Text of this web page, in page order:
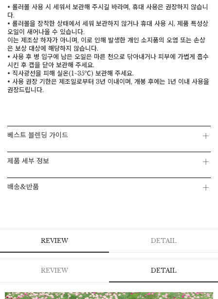
페이코 ID로 페
• 롤러볼 사용 시 세워서 보관해 주시길 바라며, 휴대 사용은 권장하지 않습니
다.
• 롤러볼을 장착한 상태에서 세워 보관하지 않거나 휴대 사용 시, 제품 특성상
오일이 새어나올 수 있습니다.
이는 제조상 하자가 아니며, 이로 인해 발생한 개인 소지품의 오염 또는 손상
은 보상 대상에 해당하지 않습니다.
• 사용 후 병 입구에 남은 오일은 마른 천으로 닦아내거나 피부에 가볍게 흡수
시킨 후 캡을 닫아 보관해 주세요.
• 직사광선을 피해 실온(1~35℃) 보관해 주세요.
• 사용 권장 기한은 제조일로부터 3년 이내이며, 개봉 후에는 1년 이내 사용을
권장드립니다.
베스트 블렌딩 가이드
제품 세부 정보
배송&반품
REVIEW DETAIL
REVIEW DETAIL